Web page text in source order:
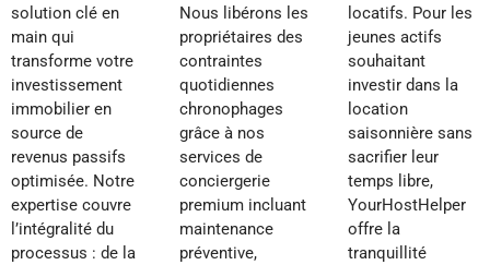
solution clé en
main qui
transforme votre
investissement
immobilier en
source de
revenus passifs
optimisée. Notre
expertise couvre
l’intégralité du
processus : de la
Nous libérons les
propriétaires des
contraintes
quotidiennes
chronophages
grâce à nos
services de
conciergerie
premium incluant
maintenance
préventive,
locatifs. Pour les
jeunes actifs
souhaitant
investir dans la
location
saisonnière sans
sacrifier leur
temps libre,
YourHostHelper
offre la
tranquillité